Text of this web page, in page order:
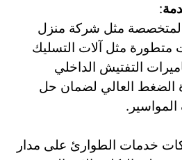
:
مثل شركة منزل
متطورة مثل آلات التسليك
التفتيش الداخلي
الضغط العالي لضمان حل
خدمات الطوارئ على مدار